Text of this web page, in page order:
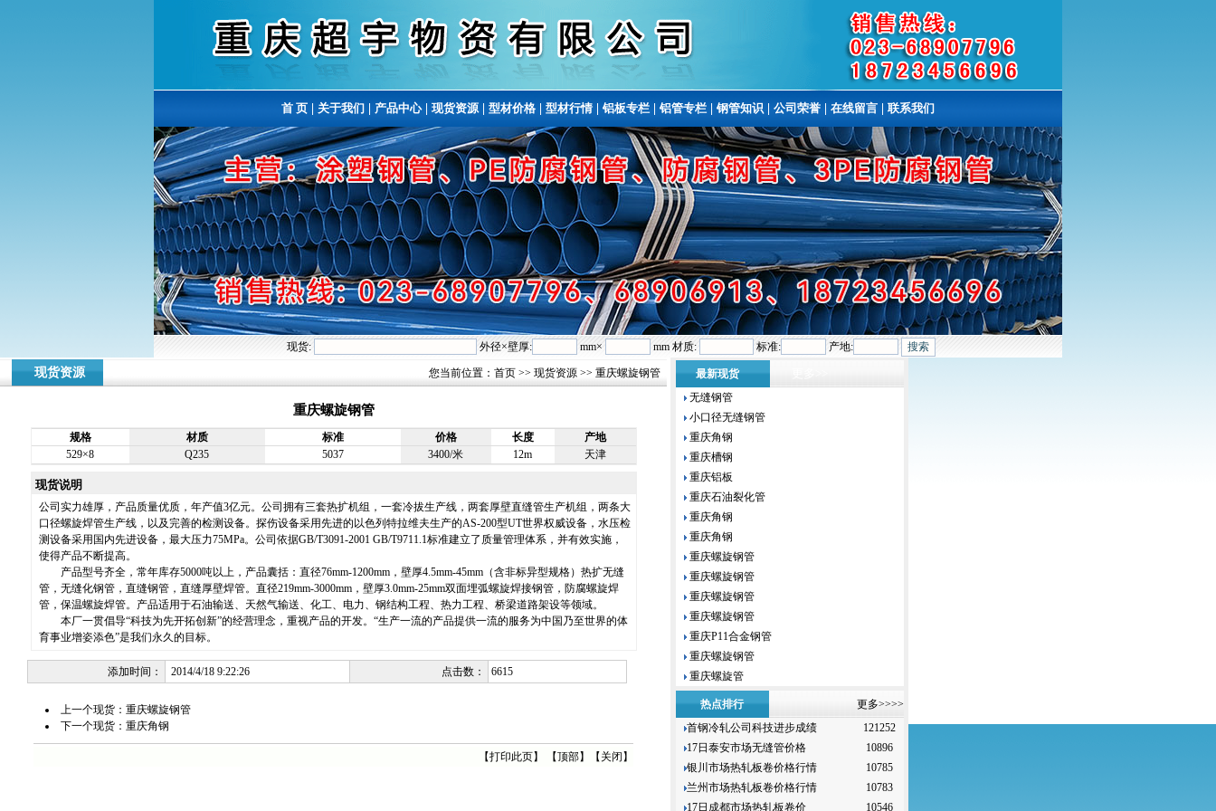
首 页 关于我们 产品中心| 现货资源| 型材价格 型材行情 铝板专栏 铝管专栏 钢管知识 公司荣誉 在线留言 联系我们
现货: 外径×壁厚: mm× mm 材质: 标准: 产地:
现货资源 您当前位置： 首页 >> 现货资源 >> 重庆螺旋钢管
重庆螺旋钢管
规格 材质 标准 价格 长度
产地
529×8
Q235 5037 3400/米 12m 天津
现货说明
公司实力雄厚，产品质量优质，年产值3亿元。公司拥有三套热扩机组，一套冷拔生产线，两套厚壁直缝管生产机组，两条大
口径螺旋焊管生产线，以及完善的检测设备。探伤设备采用先进的以色列特拉维夫生产的AS-200型UT世界权威设备，水压检
测设备采用国内先进设备，最大压力75MPa。公司依据GB/T3091-2001 GB/T9711.1标准建立了质量管理体系，并有效实施，
使得产品不断提高。
产品型号齐全，常年库存5000吨以上，产品囊括：直径76mm-1200mm，壁厚4.5mm-45mm（含非标异型规格）热扩无缝
管，无缝化钢管，直缝钢管，直缝厚壁焊管。直径219mm-3000mm，壁厚3.0mm-25mm双面埋弧螺旋焊接钢管，防腐螺旋焊
管，保温螺旋焊管。产品适用于石油输送、天然气输送、化工、电力、钢结构工程、热力工程、桥梁道路架设等领域。
本厂一贯倡导“科技为先开拓创新”的经营理念，重视产品的开发。“生产一流的产品提供一流的服务为中国乃至世界的体
育事业增姿添色”是我们永久的目标。
添加时间： 2014/4/18 9:22:26 点击数： 6615
上一个现货： 重庆螺旋钢管
下一个现货： 重庆角钢
【打印此页】 【顶部】【 关闭 】
最新现货
无缝钢管
小口径无缝钢管
重庆角钢
重庆槽钢
重庆铝板
重庆石油裂化管
重庆角钢
重庆角钢
重庆螺旋钢管
重庆螺旋钢管
重庆螺旋钢管
重庆螺旋钢管
重庆P11合金钢管
重庆螺旋钢管
重庆螺旋管
热点排行
更多>>>>
首钢冷轧公司科技进步成绩
121252
17日泰安市场无缝管价格
10896
银川市场热轧板卷价格行情
10785
兰州市场热轧板卷价格行情
10783
17日成都市场热轧板卷价
10546